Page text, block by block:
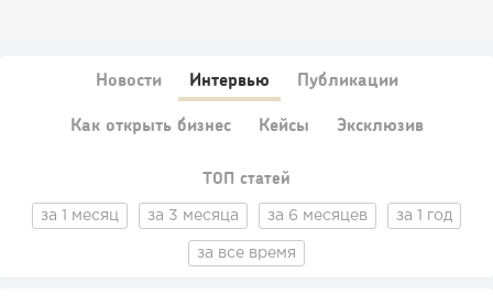
Новости Интервью Публикации
Как открыть бизнес Кейсы Эксклюзив
ТОП статей
за 1 месяц за 3 месяца за 6 месяцев за 1 год
за все время